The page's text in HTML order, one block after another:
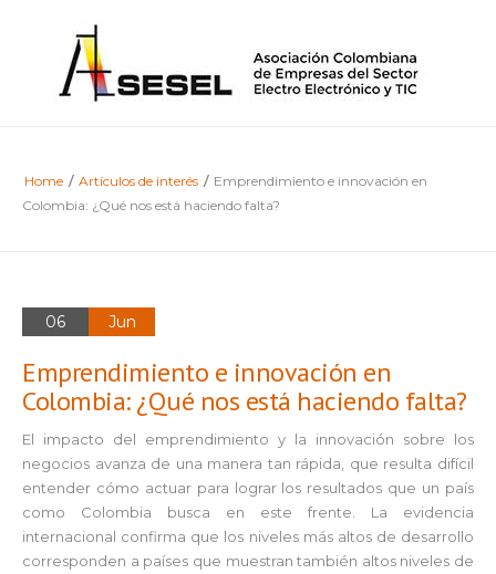
Home / Artículos de interés / Emprendimiento e innovación en
Colombia: ¿Qué nos está haciendo falta?
06 Jun
Emprendimiento e innovación en
Colombia: ¿Qué nos está haciendo falta?
El impacto del emprendimiento y la innovación sobre los
negocios avanza de una manera tan rápida, que resulta difícil
entender cómo actuar para lograr los resultados que un país
como Colombia busca en este frente. La evidencia
internacional confirma que los niveles más altos de desarrollo
corresponden a países que muestran también altos niveles de